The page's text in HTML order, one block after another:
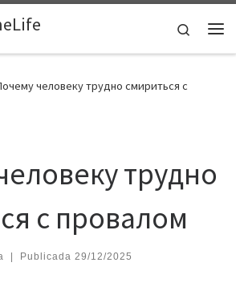
Search
человеку трудно смириться с
трудно
с провалом
| Publicada 29/12/2025